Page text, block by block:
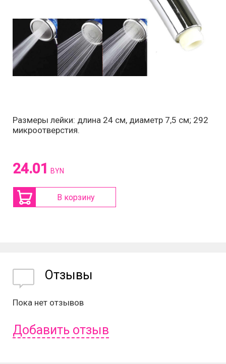
Размеры лейки: длина 24 см, диаметр 7,5 см; 292
микроотверстия.
24.01 BYN
В корзину
Отзывы
Пока нет отзывов
Добавить отзыв